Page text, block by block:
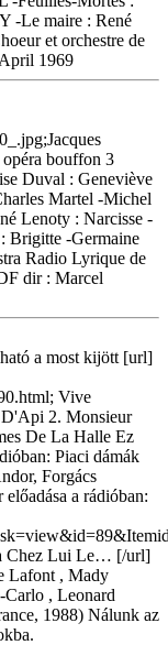
-Le maire : René
et orchestre de
1969
bouffon 3
Duval : Geneviève
Martel -Michel
Lenoty : Narcisse -
Brigitte -Germaine
Radio Lyrique de
dir : Marcel
a most kijött [url]
Vive
2. Monsieur
De La Halle Ez
Piaci dámák
Forgács
a rádióban:
Chez Lui Le… [/url]
Lafont , Mady
Carlo , Leonard
1988) Nálunk az